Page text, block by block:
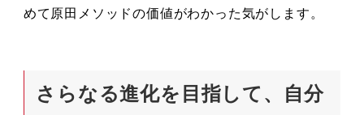
めて原田メソッドの価値がわかった気がします。
さらなる進化を目指して、自分